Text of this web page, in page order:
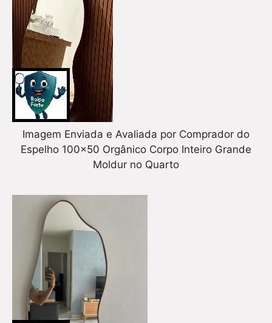
Imagem Enviada e Avaliada por Comprador do
Espelho 100×50 Orgânico Corpo Inteiro Grande
Moldur no Quarto